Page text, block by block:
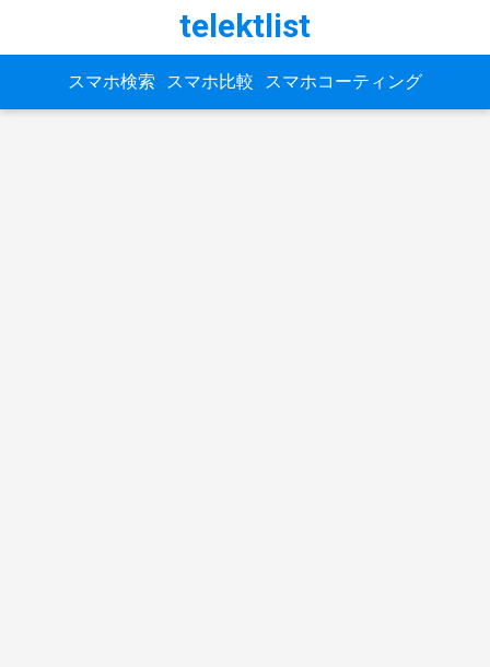
telektlist
スマホ検索 スマホ比較 スマホコーティング